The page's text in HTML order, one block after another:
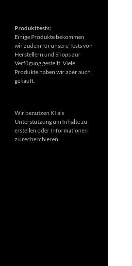
Produkttests:
Einige Produkte bekommen
wir zudem für unsere Tests von
Herstellern und Shops zur
Verfügung gestellt. Viele
Produkte haben wir aber auch
gekauft.
Wir benutzen KI als
Unterstützung um Inhalte zu
erstellen oder Informationen
zu recherchieren.